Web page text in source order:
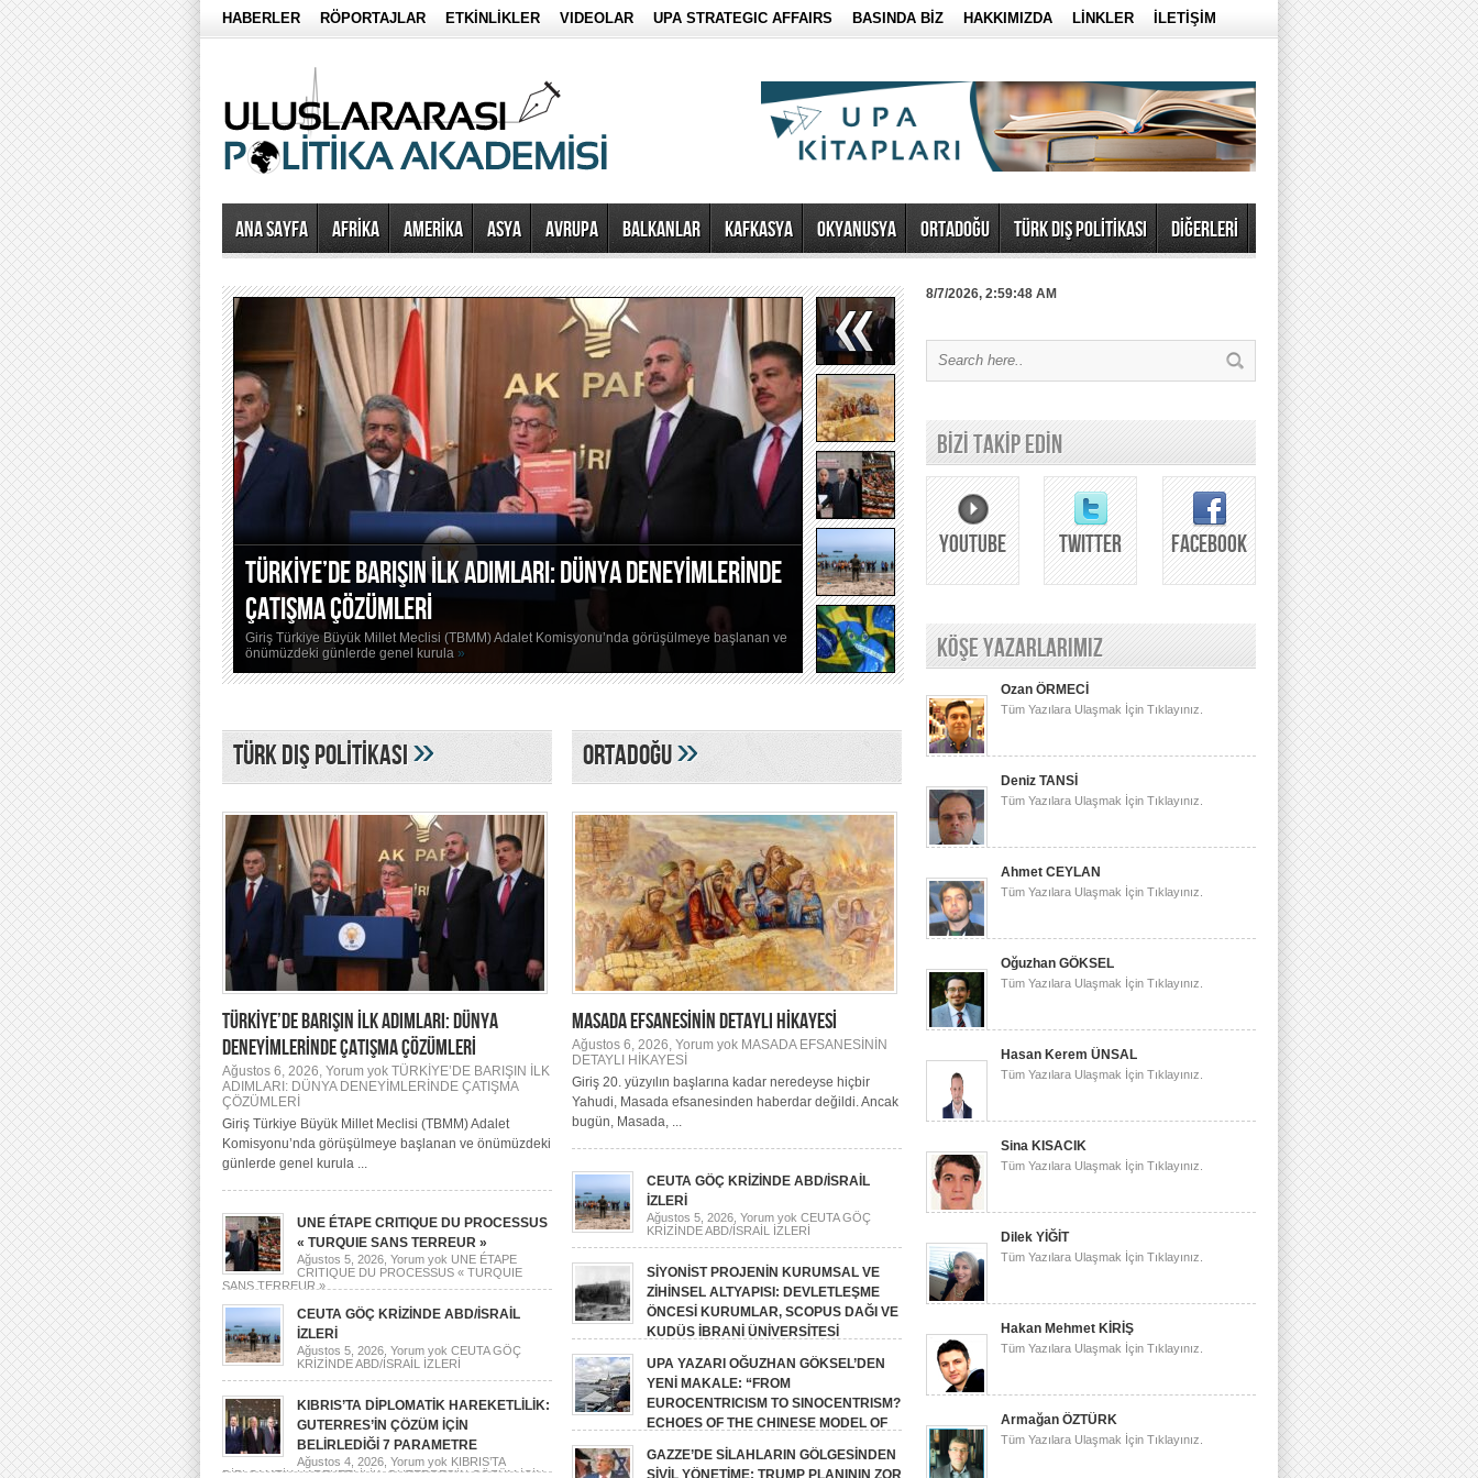
HABERLER RÖPORTAJLAR ETKİNLİKLER VIDEOLAR UPA STRATEGIC AFFAIRS BASINDA BİZ HAKKIMIZDA LİNKLER İLETİŞİM
Ana Sayfa AFRİKA AMERİKA ASYA AVRUPA BALKANLAR KAFKASYA OKYANUSYA ORTADOĞU TÜRK DIŞ POLİTİKASI DİĞERLERİ
MASADA EFSANESİNİN DETAYLI HİKAYESİ
Giriş 20. yüzyılın başlarına kadar neredeyse hiçbir Yahudi, Masada efsanesinden haberdar
değildi. Ancak bugün, Masada,»
TÜRK DIŞ POLİTİKASI»
TÜRKİYE’DE BARIŞIN İLK ADIMLARI: DÜNYA
DENEYİMLERİNDE ÇATIŞMA ÇÖZÜMLERİ
Ağustos 6, 2026, Yorum yok TÜRKİYE’DE BARIŞIN İLK
ADIMLARI: DÜNYA DENEYİMLERİNDE ÇATIŞMA
ÇÖZÜMLERİ
Giriş Türkiye Büyük Millet Meclisi (TBMM) Adalet
Komisyonu’nda görüşülmeye başlanan ve önümüzdeki
günlerde genel kurula ...
UNE ÉTAPE CRITIQUE DU PROCESSUS
« TURQUIE SANS TERREUR »
Ağustos 5, 2026, Yorum yok UNE ÉTAPE
CRITIQUE DU PROCESSUS « TURQUIE
SANS TERREUR »
CEUTA GÖÇ KRİZİNDE ABD/İSRAİL
İZLERİ
Ağustos 5, 2026, Yorum yok CEUTA GÖÇ
KRİZİNDE ABD/İSRAİL İZLERİ
KIBRIS’TA DİPLOMATİK HAREKETLİLİK:
GUTERRES’İN ÇÖZÜM İÇİN
BELİRLEDİĞİ 7 PARAMETRE
Ağustos 4, 2026, Yorum yok KIBRIS’TA
DİPLOMATİK HAREKETLİLİK: GUTERRES’İN ÇÖZÜM İÇİN
ORTADOĞU»
MASADA EFSANESİNİN DETAYLI HİKAYESİ
Ağustos 6, 2026, Yorum yok MASADA EFSANESİNİN
DETAYLI HİKAYESİ
Giriş 20. yüzyılın başlarına kadar neredeyse hiçbir
Yahudi, Masada efsanesinden haberdar değildi. Ancak
bugün, Masada, ...
CEUTA GÖÇ KRİZİNDE ABD/İSRAİL
İZLERİ
Ağustos 5, 2026, Yorum yok CEUTA GÖÇ
KRİZİNDE ABD/İSRAİL İZLERİ
SİYONİST PROJENİN KURUMSAL VE
ZİHİNSEL ALTYAPISI: DEVLETLEŞME
ÖNCESİ KURUMLAR, SCOPUS DAĞI VE
KUDÜS İBRANİ ÜNİVERSİTESİ
KURUMSAL VE ZİHİNSEL ALTYAPISI: DEVLETLEŞME
ÖNCESİ KURUMLAR, SCOPUS DAĞI VE KUDÜS İBRANİ
ÜNİVERSİTESİ
UPA YAZARI OĞUZHAN GÖKSEL’DEN
YENİ MAKALE: “FROM
EUROCENTRICISM TO SINOCENTRISM?
ECHOES OF THE CHINESE MODEL OF
DEVELOPMENT IN THE NON-WESTERN WORLD”
Ağustos 2, 2026,Yorum yokUPA YAZARI OĞUZHAN
GÖKSEL’DEN YENİ MAKALE: “FROM EUROCENTRICISM
GAZZE’DE SİLAHLARIN GÖLGESİNDEN
SİVİL YÖNETİME: TRUMP PLANININ ZOR
8/7/2026, 2:59:48 AM
BİZİ TAKİP EDİN
YOUTUBE TWITTER FACEBOOK
KÖŞE YAZARLARIMIZ
Ozan ÖRMECİ
Tüm Yazılara Ulaşmak İçin Tıklayınız.
Deniz TANSİ
Tüm Yazılara Ulaşmak İçin Tıklayınız.
Ahmet CEYLAN
Tüm Yazılara Ulaşmak İçin Tıklayınız.
Oğuzhan GÖKSEL
Tüm Yazılara Ulaşmak İçin Tıklayınız.
Hasan Kerem ÜNSAL
Tüm Yazılara Ulaşmak İçin Tıklayınız.
Sina KISACIK
Tüm Yazılara Ulaşmak İçin Tıklayınız.
Dilek YİĞİT
Tüm Yazılara Ulaşmak İçin Tıklayınız.
Hakan Mehmet KİRİŞ
Tüm Yazılara Ulaşmak İçin Tıklayınız.
Armağan ÖZTÜRK
Tüm Yazılara Ulaşmak İçin Tıklayınız.